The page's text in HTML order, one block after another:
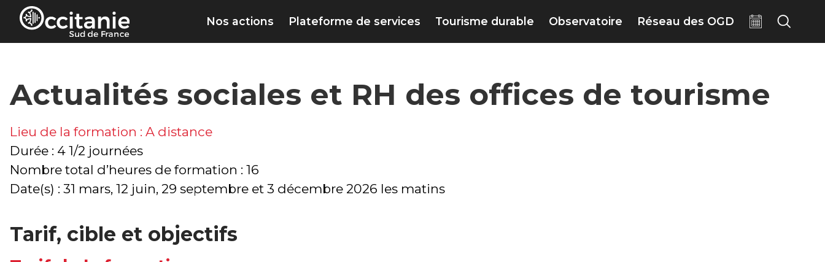
Panneau de gestion des cookies
Nos actions Plateforme de services Tourisme durable Observatoire Réseau des OGD
Actualités sociales et RH des offices de tourisme
Lieu de la formation : A distance
Durée : 4 1/2 journées
Nombre total d’heures de formation : 16
Date(s) : 31 mars, 12 juin, 29 septembre et 3 décembre 2026 les matins
Tarif, cible et objectifs